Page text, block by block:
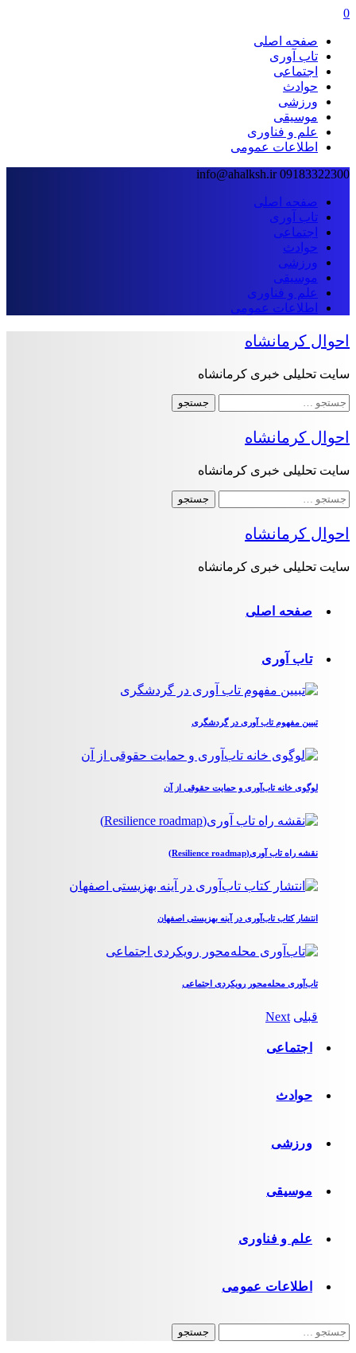
0
صفحه اصلی
تاب آوری
اجتماعی
حوادث
ورزشی
موسیقی
علم و فناوری
اطلاعات عمومی
09183322300
info@ahalksh.ir
صفحه اصلی
تاب آوری
اجتماعی
حوادث
ورزشی
موسیقی
علم و فناوری
اطلاعات عمومی
احوال کرمانشاه
سایت تحلیلی خبری کرمانشاه
جستجو
برای:
احوال کرمانشاه
سایت تحلیلی خبری کرمانشاه
جستجو
برای:
احوال کرمانشاه
سایت تحلیلی خبری کرمانشاه
صفحه اصلی
تاب آوری
تبیین مفهوم تاب آوری در گردشگری
لوگوی خانه تاب‌آوری و حمایت حقوقی از آن
نقشه راه تاب آوری(Resilience roadmap)
انتشار کتاب تاب‌آوری در آینه بهزیستی اصفهان
تاب‌آوری محله‌محور رویکردی اجتماعی
قبلی Next
اجتماعی
حوادث
ورزشی
موسیقی
علم و فناوری
اطلاعات عمومی
جستجو
برای: